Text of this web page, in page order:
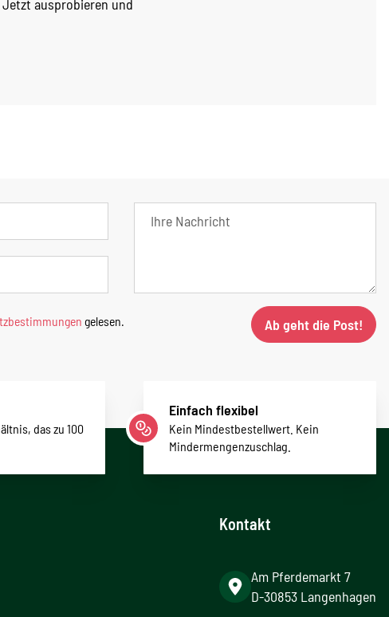
ausprobieren und
gelesen. Ab geht die Post!
das zu 100
Einfach flexibel
Kein Mindestbestellwert. Kein
Mindermengenzuschlag.
Kontakt
Am Pferdemarkt 7
D-30853 Langenhagen